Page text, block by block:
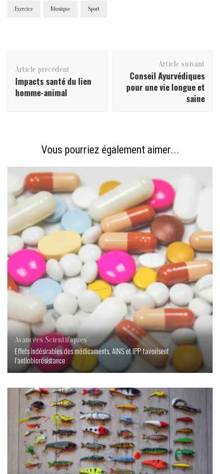
Exercice Musique Sport
d'article
Article précédent
Impacts santé du lien
homme-animal
Article suivant
Conseil Ayurvédiques
pour une vie longue et
saine
Vous pourriez également aimer...
Avancées Scientifiques
Effets indésirables des médicaments, AINS et IPP favorisent
l’antiobiorésistance